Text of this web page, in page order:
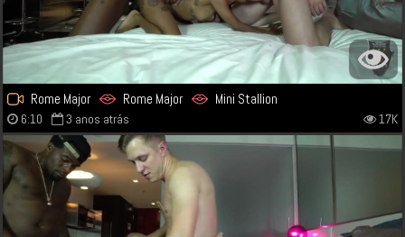
Rome Major Rome Major Mini Stallion
6:10 3 anos atrás 17K